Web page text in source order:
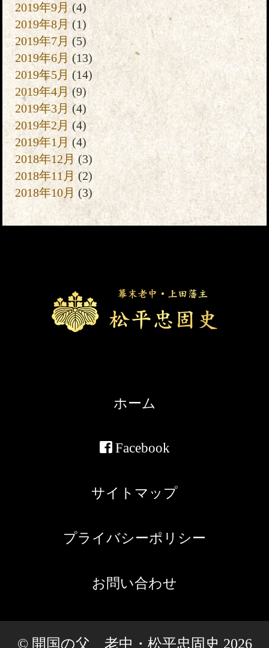
2019年9月(4)
2019年8月(1)
2019年7月 (5)
2019年6月 (13)
2019年5月 (14)
2019年4月(9)
2019年3月(4)
2019年2月(4)
2019年1月 (4)
2018年12月 (3)
2018年11月(2)
2018年10月 (3)
ホーム
Facebook
サイトマップ
プライバシーポリシー
お問い合わせ
© 開国の父 老中・松平忠固史 2026